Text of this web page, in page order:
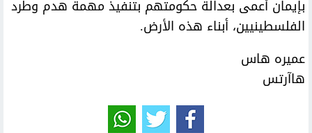
بإيمان أعمى بعدالة حكومتهم بتنفيذ مهمة هدم وطرد
الفلسطينيين، أبناء هذه الأرض.
عميره هاس
هاآرتس